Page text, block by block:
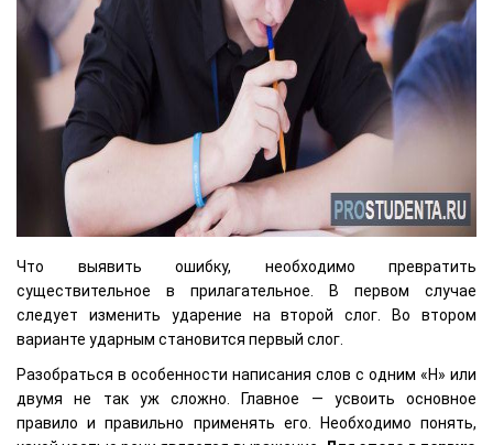
Что выявить ошибку, необходимо превратить
существительное в прилагательное. В первом случае
следует изменить ударение на второй слог. Во втором
варианте ударным становится первый слог.
Разобраться в особенности написания слов с одним «Н» или
двумя не так уж сложно. Главное — усвоить основное
правило и правильно применять его. Необходимо понять,